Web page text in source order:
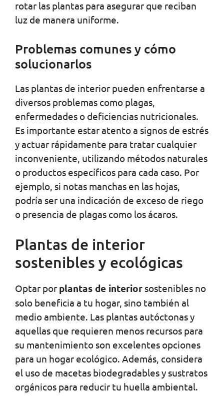
rotar las plantas para asegurar que reciban
luz de manera uniforme.
Problemas comunes y cómo
solucionarlos
Las plantas de interior pueden enfrentarse a
diversos problemas como plagas,
enfermedades o deficiencias nutricionales.
Es importante estar atento a signos de estrés
y actuar rápidamente para tratar cualquier
inconveniente, utilizando métodos naturales
o productos específicos para cada caso. Por
ejemplo, si notas manchas en las hojas,
podría ser una indicación de exceso de riego
o presencia de plagas como los ácaros.
Plantas de interior
sostenibles y ecológicas
Optar por plantas de interior sostenibles no
solo beneficia a tu hogar, sino también al
medio ambiente. Las plantas autóctonas y
aquellas que requieren menos recursos para
su mantenimiento son excelentes opciones
para un hogar ecológico. Además, considera
el uso de macetas biodegradables y sustratos
orgánicos para reducir tu huella ambiental.